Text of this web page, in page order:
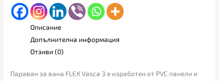
Описание
Допълнителна информация
Отзиви (0)
Параван за вана FLEX Vasca 3 е изработен от PVC панели и